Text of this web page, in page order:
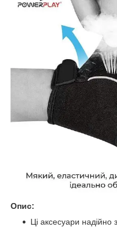
Опис:
Ці аксесуари надійно